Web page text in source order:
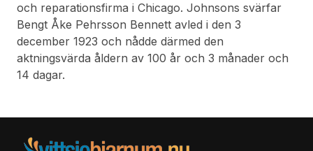
och reparationsfirma i Chicago. Johnsons svärfar
Bengt Åke Pehrsson Bennett avled i den 3
december 1923 och nådde därmed den
aktningsvärda åldern av 100 år och 3 månader och
14 dagar.